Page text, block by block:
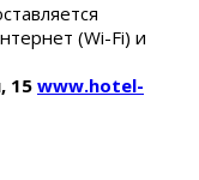
(Wi-Fi) и
15 www.hotel-